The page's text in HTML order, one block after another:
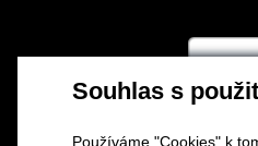
Souhlas s
Používáme "Cookies" k